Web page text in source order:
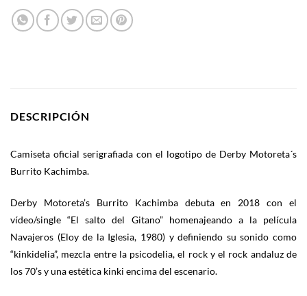
DESCRIPCIÓN
Camiseta oficial serigrafiada con el logotipo de Derby Motoreta´s
Burrito Kachimba.
Derby Motoreta’s Burrito Kachimba debuta en 2018 con el
vídeo/single “El salto del Gitano” homenajeando a la película
Navajeros (Eloy de la Iglesia, 1980) y definiendo su sonido como
“kinkidelia”, mezcla entre la psicodelia, el rock y el rock andaluz de
los 70’s y una estética kinki encima del escenario.